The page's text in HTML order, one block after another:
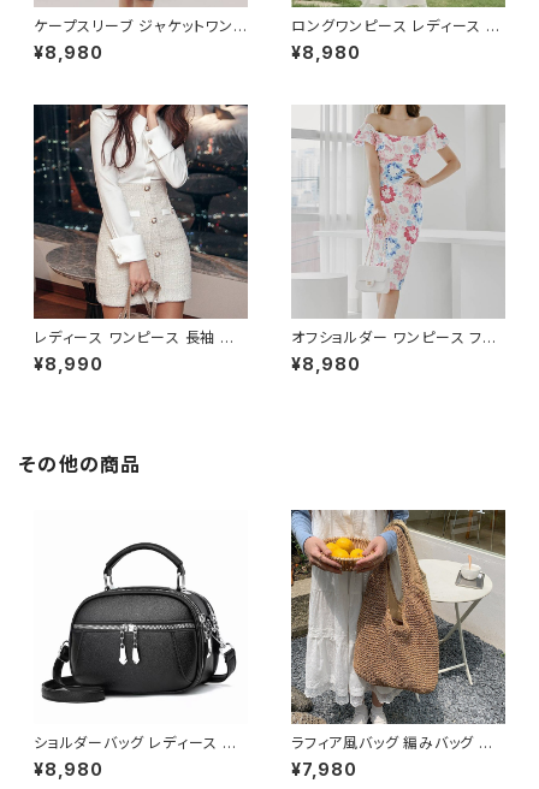
ケープスリーブ ジャケットワンピ
ース ベルト付き ワンピース レデ
ィース 長袖 襟付き タイト スー
ート 二次会 結婚式 春 夏 秋 冬
お呼ばれ ブラック ベージュ お
しゃれ 高見え 20代 30代 40代
フォーマル 体型カバー 人気 トレ
ンド C-OSS0136
¥8,980
ロングワンピース レディース シ
フォン フリル ハイネック ノース
リーブ フレア Aライン エレガン
秋 冬 お呼ばれ デート 食事会
フォーマル リゾート パーティー
人気 大人可愛い ホワイト C-O
¥8,980
レディース ワンピース 長袖 シャ
ツワンピース ツイード切替 ミニ
ワンピース 上品 フォーマル ホ
冬 着痩せ効果 きちんと見え カ
¥8,990
オフショルダー ワンピース フラ
ワー柄 タイトワンピース ドレス
花柄ワンピ 春夏 エレガント 大
¥8,980
その他の商品
ショルダーバッグ レディース 斜
めがけ 小さめ 2way バッグ 合
皮 軽量 ミニバッグ おしゃれ 可
¥8,980
ラフィア風バッグ 編みバッグ か
ごバッグ レディース 肩掛け 大
容量 ナチュラル素材 韓国ファッ
¥7,980